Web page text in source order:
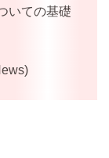
いての基礎